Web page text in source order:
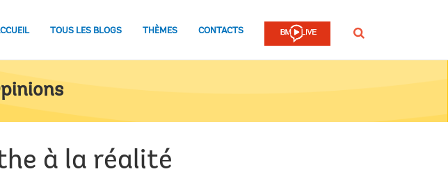
TOUS LES BLOGS THÈMES CONTACTS Rechercher
à la réalité